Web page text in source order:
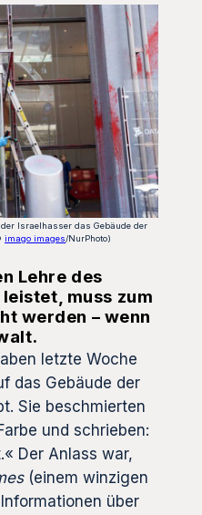
Israelhasser das Gebäude der
imago images/NurPhoto)
Lehre des
muss zum
werden – wenn
letzte Woche
das Gebäude der
Sie beschmierten
und schrieben:
Der Anlass war,
(einem winzigen
über